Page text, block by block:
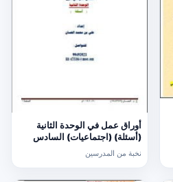
أوراق عمل في الوحدة الثانية
(أسئلة) (اجتماعيات) السادس
نخبة من المدرسين